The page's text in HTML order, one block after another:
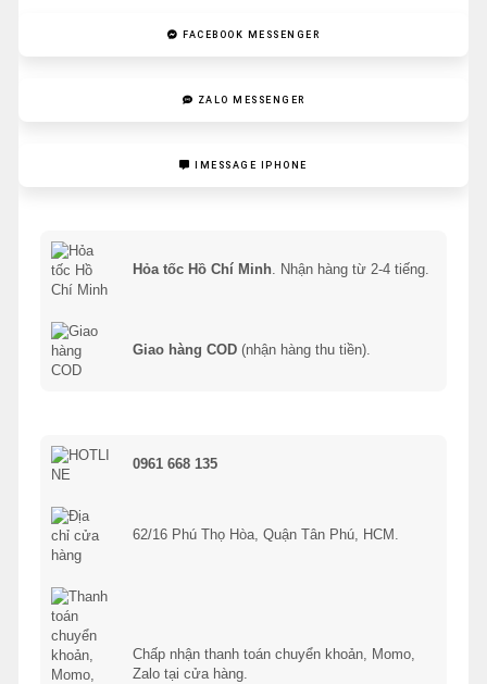
FACEBOOK MESSENGER
ZALO MESSENGER
IMESSAGE IPHONE
Hỏa tốc Hồ Chí Minh. Nhận hàng từ 2-4 tiếng.
Giao hàng COD (nhận hàng thu tiền).
0961 668 135
62/16 Phú Thọ Hòa, Quận Tân Phú, HCM.
Chấp nhận thanh toán chuyển khoản, Momo,
Zalo tại cửa hàng.